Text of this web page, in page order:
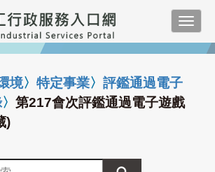
境〉特定事業〉評鑑通過電子
〉第217會次評鑑通過電子遊戲
)